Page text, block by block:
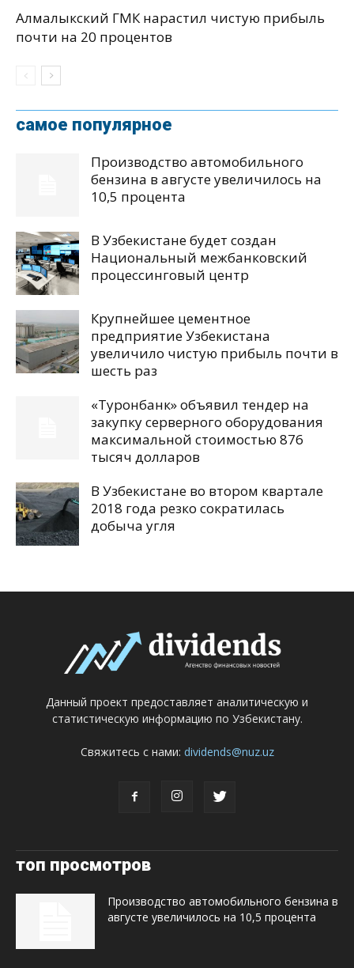
Алмалыкский ГМК нарастил чистую прибыль
почти на 20 процентов
самое популярное
Производство автомобильного
бензина в августе увеличилось на
10,5 процента
В Узбекистане будет создан
Национальный межбанковский
процессинговый центр
Крупнейшее цементное
предприятие Узбекистана
увеличило чистую прибыль почти в
шесть раз
«Туронбанк» объявил тендер на
закупку серверного оборудования
максимальной стоимостью 876
тысяч долларов
В Узбекистане во втором квартале
2018 года резко сократилась
добыча угля
Данный проект предоставляет аналитическую и
статистическую информацию по Узбекистану.
Свяжитесь с нами: dividends@nuz.uz
топ просмотров
Производство автомобильного бензина в
августе увеличилось на 10,5 процента